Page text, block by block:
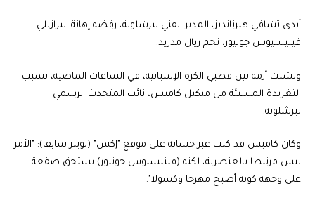
أبدى تشافي هيرنانديز، المدير الفني لبرشلونة، رفضه إهانة البرازيلي
فينيسيوس جونيور، نجم ريال مدريد.
ونشبت أزمة بين قطبي الكرة الإسبانية، في الساعات الماضية، بسبب
التغريدة المسيئة من ميكيل كامبس، نائب المتحدث الرسمي
لبرشلونة.
وكان كامبس قد كتب عبر حسابه على موقع "إكس" (تويتر سابقا): "الأمر
ليس مرتبطا بالعنصرية، لكنه (فينيسيوس جونيور) يستحق صفعة
على وجهه كونه أصبح مهرجا وكسولا".